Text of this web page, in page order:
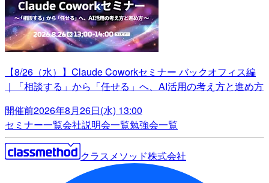
【8/26（水）】Claude Coworkセミナー バックオフィス編
｜「相談する」から「任せる」へ、AI活用の考え方と進め方
開催前2026年8月26日(水) 13:00
セミナー一覧会社説明会一覧勉強会一覧
クラスメソッド株式会社